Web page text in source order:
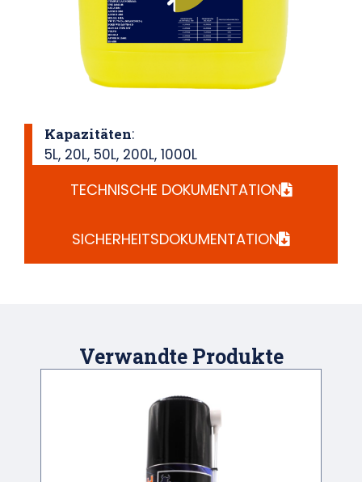
Kapazitäten:
5L, 20L, 50L, 200L, 1000L
TECHNISCHE DOKUMENTATION
SICHERHEITSDOKUMENTATION
Verwandte Produkte